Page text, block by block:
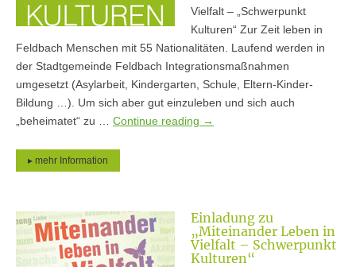
Vielfalt – „Schwerpunkt
Kulturen“ Zur Zeit leben in
Feldbach Menschen mit 55 Nationalitäten. Laufend werden in
der Stadtgemeinde Feldbach Integrationsmaßnahmen
umgesetzt (Asylarbeit, Kindergarten, Schule, Eltern-Kinder-
Bildung …). Um sich aber gut einzuleben und sich auch
„beheimatet“ zu … Continue reading →
▸ mehr Information
Einladung zu
„Miteinander Leben in
Vielfalt – Schwerpunkt
Kulturen“